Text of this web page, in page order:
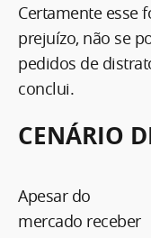
Certamente esse
prejuízo, não se
pedidos de
conclui.
CENÁRIO
Apesar do
mercado receber